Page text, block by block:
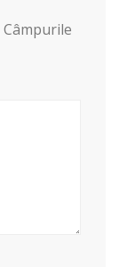
Câmpurile